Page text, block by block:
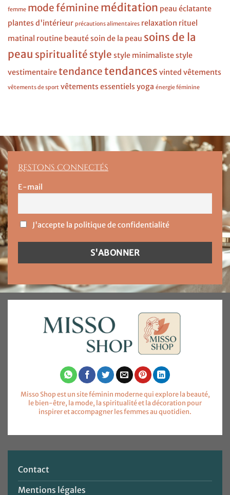
femme mode féminine méditation peau éclatante
plantes d'intérieur précautions alimentaires relaxation rituel
matinal routine beautésoin de la peau soins de la
peau spiritualité style style minimalistestyle
vestimentairetendancetendances vinted vêtements
vêtements de sport vêtements essentielsyoga énergie féminine
Restons connectés
E-mail
J'accepte la politique de confidentialité
Misso Shop est un site féminin moderne qui explore la beauté,
le bien-être, la mode, la spiritualité et la décoration pour
inspirer et accompagner les femmes au quotidien.
Contact
Mentions légales